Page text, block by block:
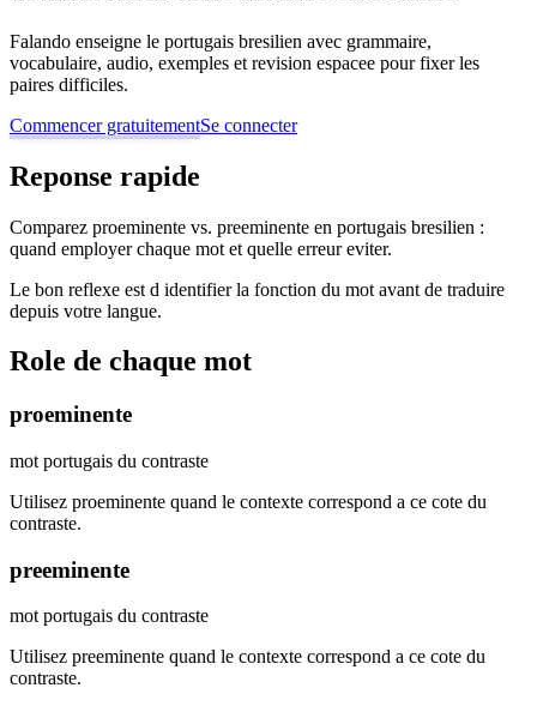
Falando enseigne le portugais bresilien avec grammaire,
vocabulaire, audio, exemples et revision espacee pour fixer les
paires difficiles.
Commencer gratuitementSe connecter
Reponse rapide
Comparez proeminente vs. preeminente en portugais bresilien :
quand employer chaque mot et quelle erreur eviter.
Le bon reflexe est d identifier la fonction du mot avant de traduire
depuis votre langue.
Role de chaque mot
proeminente
mot portugais du contraste
Utilisez proeminente quand le contexte correspond a ce cote du
contraste.
preeminente
mot portugais du contraste
Utilisez preeminente quand le contexte correspond a ce cote du
contraste.